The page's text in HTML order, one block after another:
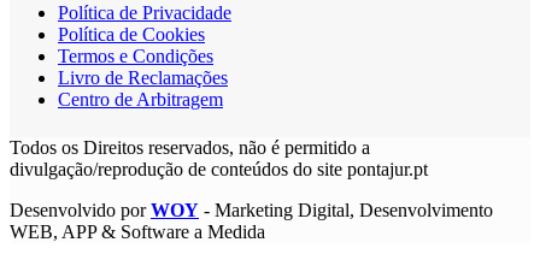
Política de Privacidade
Política de Cookies
Termos e Condições
Livro de Reclamações
Centro de Arbitragem
Todos os Direitos reservados, não é permitido a
divulgação/reprodução de conteúdos do site pontajur.pt
Desenvolvido porWOY - Marketing Digital, Desenvolvimento
WEB, APP & Software a Medida